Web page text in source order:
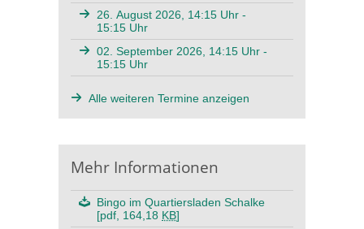
26. August 2026, 14:15 Uhr -
15:15 Uhr
02. September 2026, 14:15 Uhr -
15:15 Uhr
Alle weiteren Termine anzeigen
Mehr Informationen
Bingo im Quartiersladen Schalke
[pdf, 164,18 KB]